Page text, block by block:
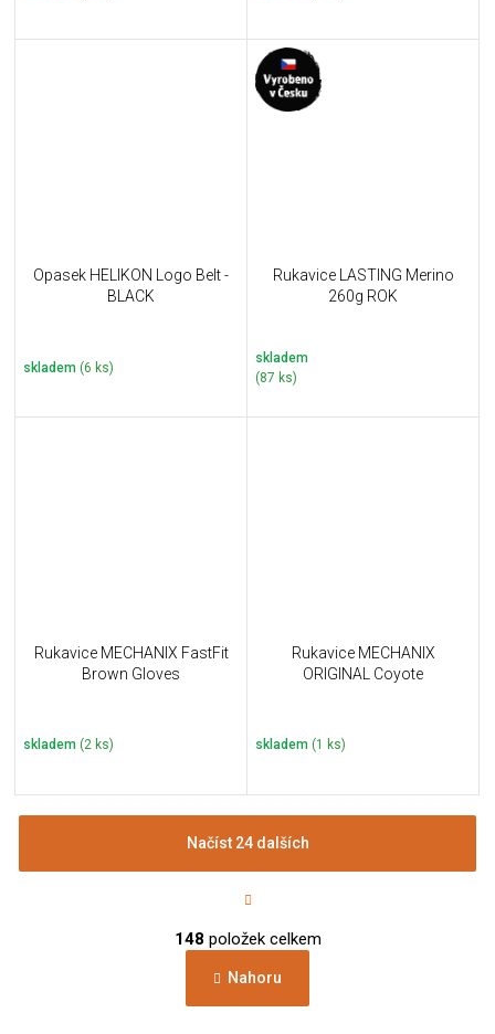
Opasek HELIKON Logo Belt -
BLACK
skladem (6 ks)
Rukavice LASTING Merino
260g ROK
skladem
(87 ks)
Rukavice MECHANIX FastFit
Brown Gloves
skladem (2 ks)
Rukavice MECHANIX
ORIGINAL Coyote
skladem (1 ks)
v
á
d
Načíst 24 dalších
t
á
n
k
v
148 položek celkem
Nahoru